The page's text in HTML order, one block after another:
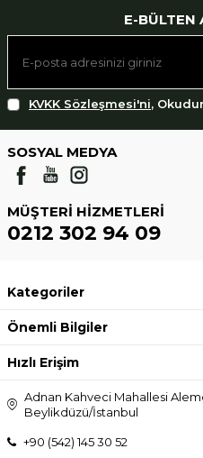
E-BÜLTEN
KVKK Sözleşmesi'ni,
SOSYAL MEDYA
MÜŞTERI HIZMETLERI
0212 302 94 09
Kategoriler
Önemli Bilgiler
Hızlı Erişim
Adnan Kahveci Mahallesi
Beylikdüzü/İstanbul
+90 (542) 145 30 52